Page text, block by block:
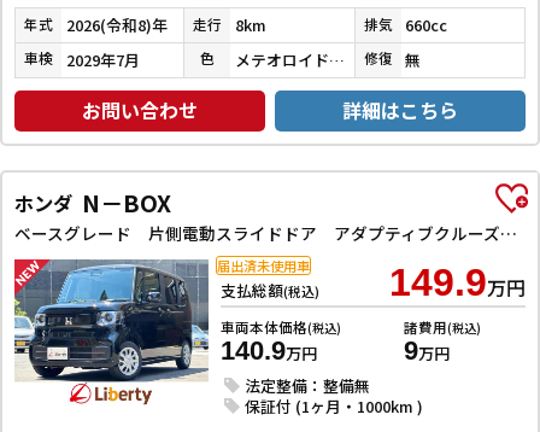
年式 2026(令和8)年 走行 8km 排気 660cc
車検 2029年7月 色 メテオロイドグレーメタリック 修復 無
お問い合わせ 詳細はこちら
ホンダ N－BOX
ベースグレード 片側電動スライドドア アダプティブクルーズコントロール LEDヘッドライト クリアランスソナー スマートキー アイドリングストップ CVT ESC チップアップシート エアコン パワーウィンドウ
支払総額(税込) 149.9万円
車両本体価格(税込)
140.9万円
諸費用(税込)
9万円
法定整備：整備無
保証付 (1ヶ月・1000km )
届出済未使用車